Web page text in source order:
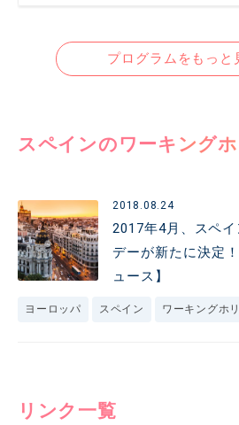
プログラムをもっと
スペインのワーキング
2018.08.24
2017年4月、スペ
デーが新たに決定
ュース】
ヨーロッパ スペイン ワーキングホ
リンク一覧